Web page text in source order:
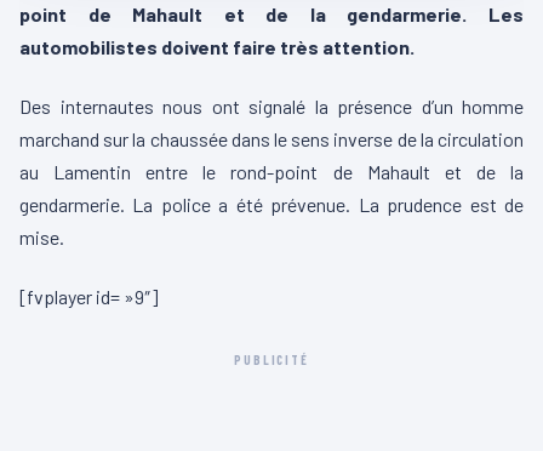
point de Mahault et de la gendarmerie. Les
automobilistes doivent faire très attention.
Des internautes nous ont signalé la présence d’un homme
marchand sur la chaussée dans le sens inverse de la circulation
au Lamentin entre le rond-point de Mahault et de la
gendarmerie. La police a été prévenue. La prudence est de
mise.
[fvplayer id= »9″]
PUBLICITÉ